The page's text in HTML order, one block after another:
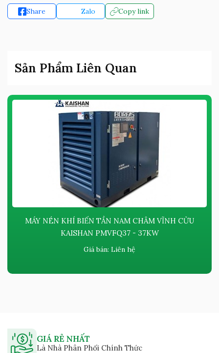
Share Zalo Copy link
Sản Phẩm Liên Quan
MÁY NÉN KHÍ BIẾN TẦN NAM CHÂM VĨNH CỬU
KAISHAN PMVFQ37 - 37KW
Giá bán: Liên hệ
GIÁ RẺ NHẤT
Là Nhà Phân Phối Chính Thức